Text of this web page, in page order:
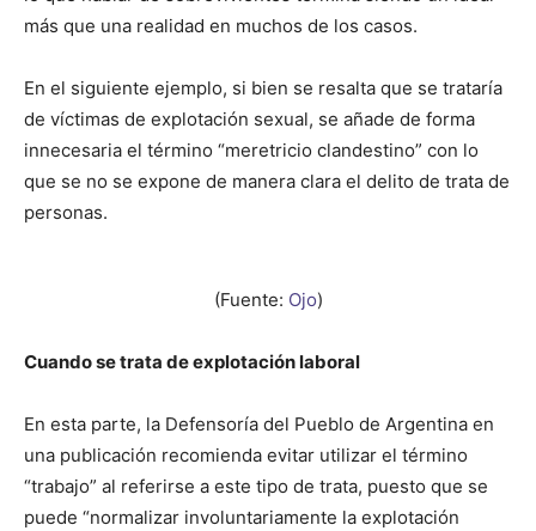
más que una realidad en muchos de los casos.
En el siguiente ejemplo, si bien se resalta que se trataría
de víctimas de explotación sexual, se añade de forma
innecesaria el término “meretricio clandestino” con lo
que se no se expone de manera clara el delito de trata de
personas.
(Fuente: Ojo)
Cuando se trata de explotación laboral
En esta parte, la Defensoría del Pueblo de Argentina en
una publicación recomienda evitar utilizar el término
“trabajo” al referirse a este tipo de trata, puesto que se
puede “normalizar involuntariamente la explotación